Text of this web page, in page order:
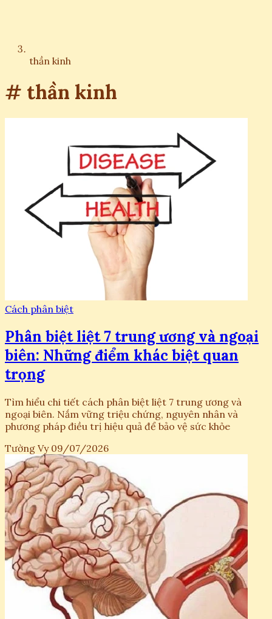
thần kinh
# thần kinh
Cách phân biệt
Phân biệt liệt 7 trung ương và ngoại
biên: Những điểm khác biệt quan
trọng
Tìm hiểu chi tiết cách phân biệt liệt 7 trung ương và
ngoại biên. Nắm vững triệu chứng, nguyên nhân và
phương pháp điều trị hiệu quả để bảo vệ sức khỏe
Tường Vy 09/07/2026